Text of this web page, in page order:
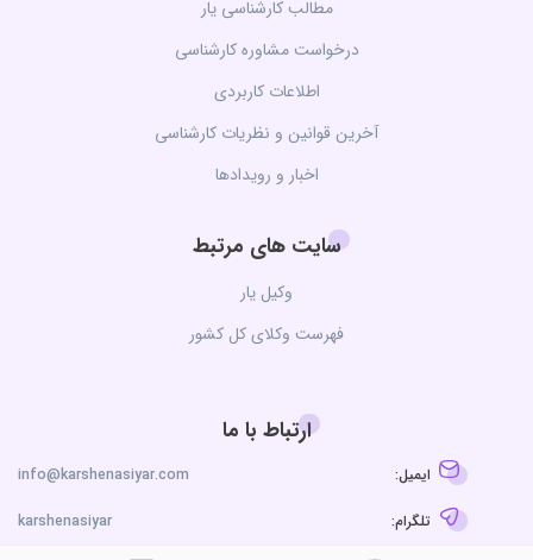
مطالب کارشناسی یار
درخواست مشاوره کارشناسی
اطلاعات کاربردی
آخرین قوانین و نظریات کارشناسی
اخبار و رویدادها
سایت های مرتبط
وکیل یار
فهرست وکلای کل کشور
ارتباط با ما
ایمیل: info@karshenasiyar.com
تلگرام: karshenasiyar